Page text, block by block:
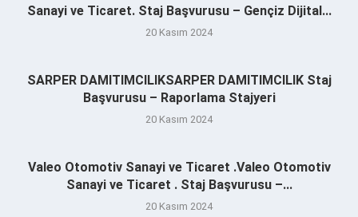
Sanayi ve Ticaret. Staj Başvurusu – Gençiz Dijital...
20 Kasım 2024
SARPER DAMITIMCILIKSARPER DAMITIMCILIK Staj
Başvurusu – Raporlama Stajyeri
20 Kasım 2024
Valeo Otomotiv Sanayi ve Ticaret .Valeo Otomotiv
Sanayi ve Ticaret . Staj Başvurusu –...
20 Kasım 2024